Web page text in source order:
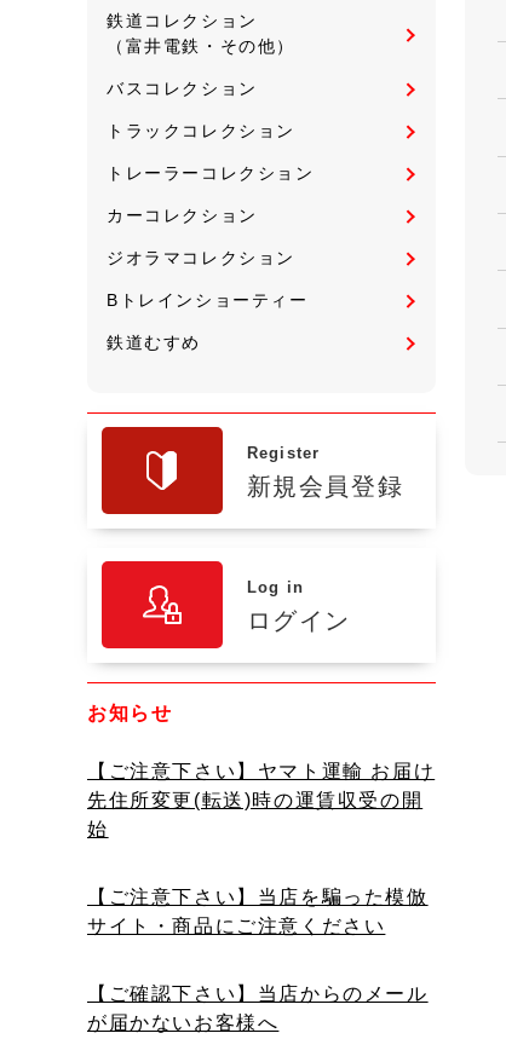
鉄道コレクション
（富井電鉄・その他）
バスコレクション
トラックコレクション
トレーラーコレクション
カーコレクション
ジオラマコレクション
Bトレインショーティー
鉄道むすめ
Register
新規会員登録
Log in
ログイン
お知らせ
【ご注意下さい】ヤマト運輸 お届け
先住所変更(転送)時の運賃収受の開
始
【ご注意下さい】当店を騙った模倣
サイト・商品にご注意ください
【ご確認下さい】当店からのメール
が届かないお客様へ